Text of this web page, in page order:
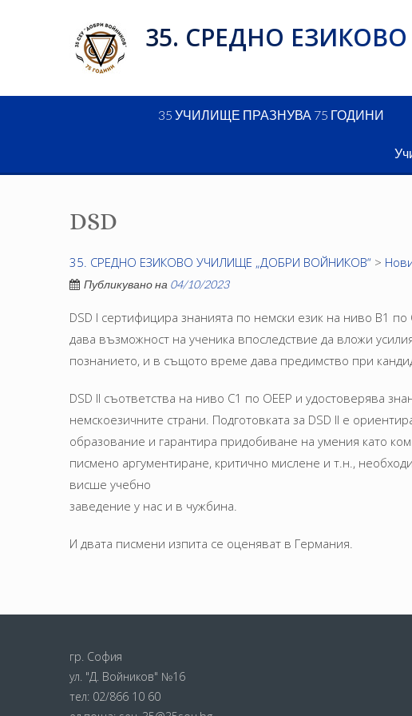
35. СРЕДНО
35 УЧИЛИЩЕ ПРАЗНУВА 75 ГОДИНИ
DSD
35. СРЕДНО ЕЗИКОВО УЧИЛИЩЕ „ДОБРИ ВОЙНИКОВ“ >
Публикувано на 04/10/2023
DSD I сертифицира знанията по немски език на ниво В1
дава възможност на ученика впоследствие да вложи
познанието, и в същото време дава предимство при
DSD II съответства на ниво С1 по ОЕЕР и удостоверява
немскоезичните страни. Подготовката за DSD II e
образование и гарантира придобиване на умения като
писмено аргументиране, критично мислене и т.н.,
висше учебно
заведение у нас и в чужбина.
И двата писмени изпита се оценяват в Германия.
гр. София
ул. "Д. Войников" №16
тел: 02/866 10 60